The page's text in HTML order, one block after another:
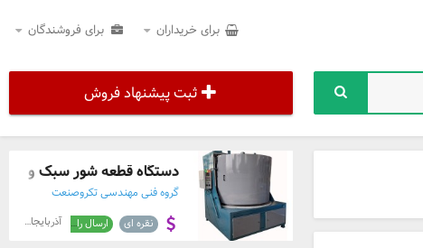
برای خریداران برای فروشندگان
ثبت پیشنهاد فروش
دستگاه قطعه شور سبک و
گروه فنی مهندسی تکروصنعت
نقره ای ارسال رایگان آذربایجان شرقی